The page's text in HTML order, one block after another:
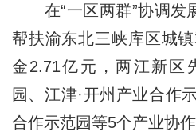
在“一区两群”协调发
帮扶渝东北三峡库区城
金2.71亿元，两江新区
园、江津·开州产业合作
合作示范园等5个产业协